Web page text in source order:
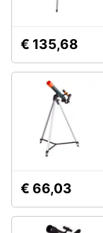
€ 135,68
€ 66,03